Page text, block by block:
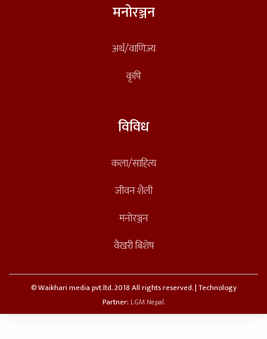
मनोरञ्जन
अर्थ/वाणिज्य
कृषि
विविध
कला/साहित्य
जीवन शैली
मनोरञ्जन
वैखरी बिशेष
© Waikhari media pvt.ltd. 2018 All rights reserved. | Technology
Partner: LGM Nepal.